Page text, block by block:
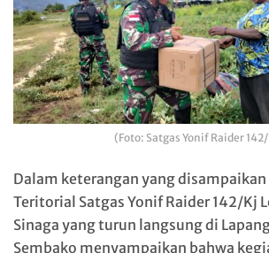
(Foto: Satgas Yonif Raider 142/
Dalam keterangan yang disampaikan
Teritorial Satgas Yonif Raider 142/Kj
Sinaga yang turun langsung di
Sembako menyampaikan bahwa